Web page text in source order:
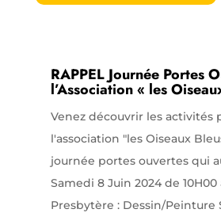
RAPPEL Journée Portes
l’Association « les
Venez découvrir les activités
l'association "les Oiseaux
journée portes ouvertes qui
Samedi 8 Juin 2024 de 10H00
Presbytère : Dessin/Peinture